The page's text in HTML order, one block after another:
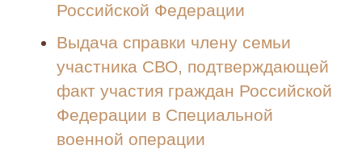
Российской Федерации
Выдача справки члену семьи
участника СВО, подтверждающей
факт участия граждан Российской
Федерации в Специальной
военной операции